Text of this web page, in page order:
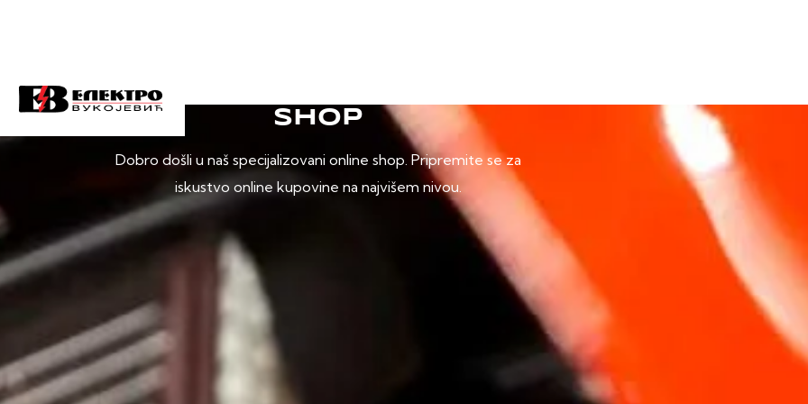
SHOP
Dobro došli u naš specijalizovani online shop. Pripremite se za
iskustvo online kupovine na najvišem nivou.